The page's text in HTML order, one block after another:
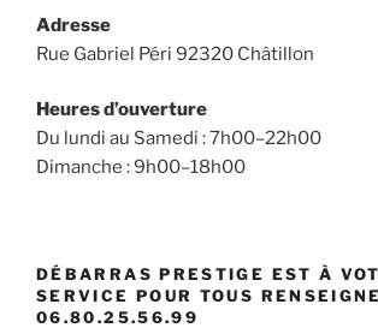
Adresse
Rue Gabriel Péri 92320 Châtillon
Heures d’ouverture
Du lundi au Samedi : 7h00–22h00
Dimanche : 9h00–18h00
DÉBARRAS PRESTIGE EST À
SERVICE POUR TOUS
06.80.25.56.99